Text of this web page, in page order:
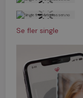
Se fler single